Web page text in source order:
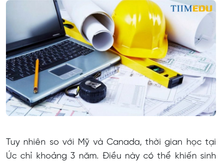
Tuy nhiên so với Mỹ và Canada, thời gian học tại
Úc chỉ khoảng 3 năm. Điều này có thể khiến sinh